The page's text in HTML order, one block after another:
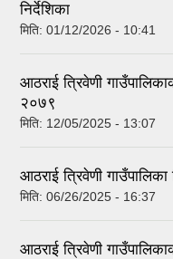
निर्देशिका
मिति: 01/12/2026 - 10:41
आठराई त्रिवेणी
२०७९
मिति: 12/05/2025 - 13:07
आठराई त्रिवेणी
मिति: 06/26/2025 - 16:37
आठराई त्रिवेणी